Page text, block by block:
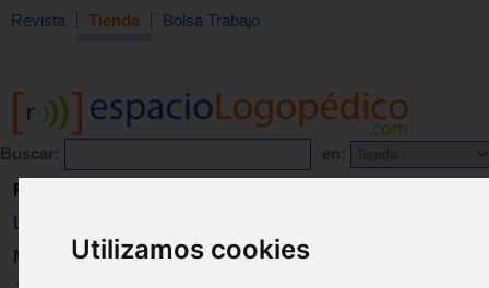
Utilizamos cookies
Revista Tienda Bolsa Trabajo
Buscar: en:
Revista
Libros
Material